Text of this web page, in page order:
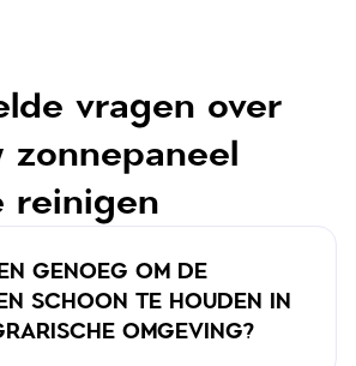
vragen over
zonnepaneel
reinigen
GENOEG OM DE
SCHOON TE HOUDEN IN
OMGEVING?